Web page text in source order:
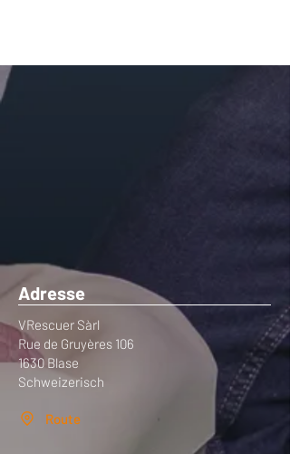
Adresse
VRescuer Sàrl
Rue de Gruyères 106
1630 Blase
Schweizerisch
Route